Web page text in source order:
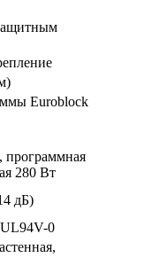
Euroblock
программная
280 Вт
дБ)
0